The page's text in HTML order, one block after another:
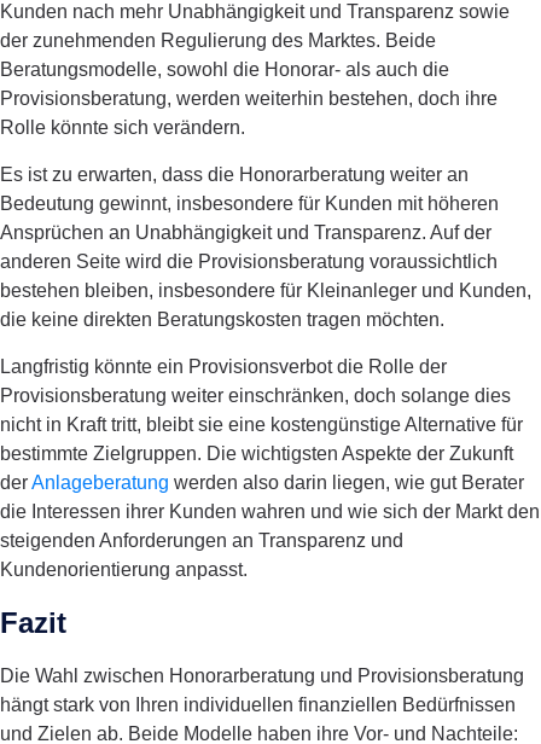
Kunden nach mehr Unabhängigkeit und Transparenz sowie
der zunehmenden Regulierung des Marktes. Beide
Beratungsmodelle, sowohl die Honorar- als auch die
Provisionsberatung, werden weiterhin bestehen, doch ihre
Rolle könnte sich verändern.
Es ist zu erwarten, dass die Honorarberatung weiter an
Bedeutung gewinnt, insbesondere für Kunden mit höheren
Ansprüchen an Unabhängigkeit und Transparenz. Auf der
anderen Seite wird die Provisionsberatung voraussichtlich
bestehen bleiben, insbesondere für Kleinanleger und Kunden,
die keine direkten Beratungskosten tragen möchten.
Langfristig könnte ein Provisionsverbot die Rolle der
Provisionsberatung weiter einschränken, doch solange dies
nicht in Kraft tritt, bleibt sie eine kostengünstige Alternative für
bestimmte Zielgruppen. Die wichtigsten Aspekte der Zukunft
derAnlageberatung werden also darin liegen, wie gut Berater
die Interessen ihrer Kunden wahren und wie sich der Markt den
steigenden Anforderungen an Transparenz und
Kundenorientierung anpasst.
Fazit
Die Wahl zwischen Honorarberatung und Provisionsberatung
hängt stark von Ihren individuellen finanziellen Bedürfnissen
und Zielen ab. Beide Modelle haben ihre Vor- und Nachteile: